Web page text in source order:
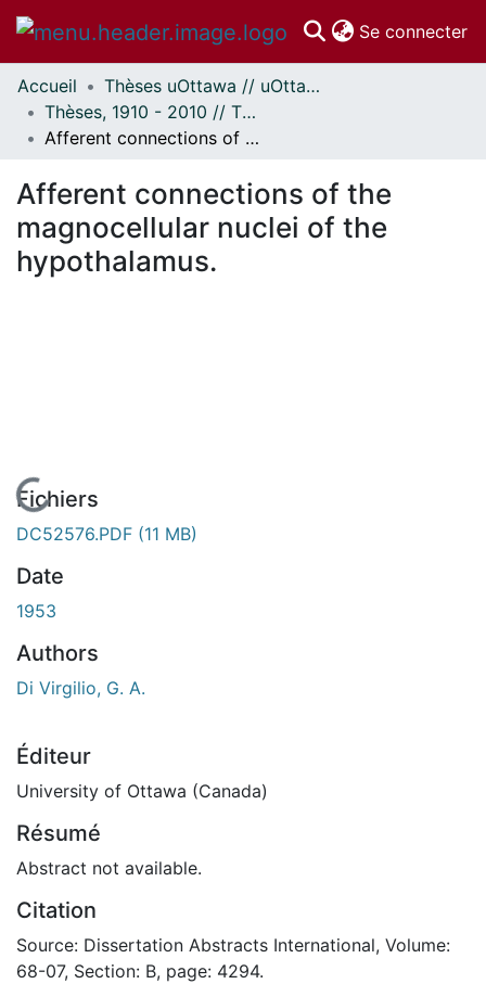
Se connecter
Communautés
et collections
Parcourir
À propos
Accueil
Thèses uOttawa // uOttawa Theses
Thèses, 1910 - 2010 // Theses, 1910 - 2010
Afferent connections of the magnocellular nuclei of the hypothalamus.
Afferent connections of the
magnocellular nuclei of the
hypothalamus.
En cours de chargement...
Fichiers
DC52576.PDF (11 MB)
Date
1953
Authors
Di Virgilio, G. A.
Éditeur
University of Ottawa (Canada)
Résumé
Abstract not available.
Citation
Source: Dissertation Abstracts International, Volume:
68-07, Section: B, page: 4294.